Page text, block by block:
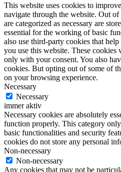
This website uses cookies to
navigate through the website. Out
are categorized as necessary are
essential for the working of basic
also use third-party cookies that
you use this website. These
only with your consent. You also
cookies. But opting out of some of
on your browsing experience.
Necessary
Necessary
immer aktiv
Necessary cookies are absolutely
function properly. This category
basic functionalities and security
cookies do not store any personal
Non-necessary
Non-necessary
Any cookies that may not be